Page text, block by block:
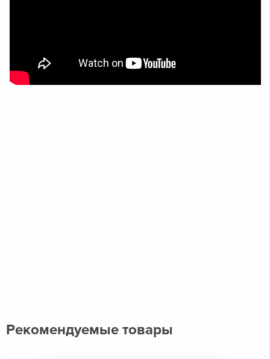
Рекомендуемые товары